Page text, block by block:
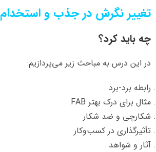
تغییر نگرش در جذب و استخدام
چه باید کرد؟
در این درس به مباحث زیر می‌پردازیم:
رابطه برد-برد
مثال برای درک بهتر FAB
شکارچی و ضد شکار
تأثیرگذاری در کسب‌وکار
آثار و شواهد